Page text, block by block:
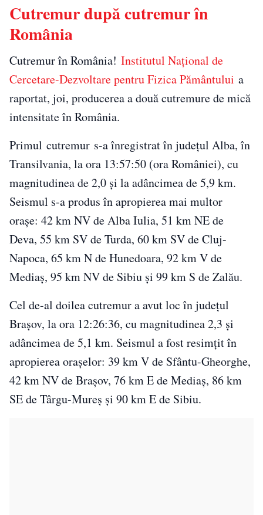
Cutremur după cutremur în
România
Cutremur în România! Institutul Național de
Cercetare-Dezvoltare pentru Fizica Pământului a
raportat, joi, producerea a două cutremure de mică
intensitate în România.
Primul cutremur s-a înregistrat în județul Alba, în
Transilvania, la ora 13:57:50 (ora României), cu
magnitudinea de 2,0 și la adâncimea de 5,9 km.
Seismul s-a produs în apropierea mai multor
orașe: 42 km NV de Alba Iulia, 51 km NE de
Deva, 55 km SV de Turda, 60 km SV de Cluj-
Napoca, 65 km N de Hunedoara, 92 km V de
Mediaș, 95 km NV de Sibiu și 99 km S de Zalău.
Cel de-al doilea cutremur a avut loc în județul
Brașov, la ora 12:26:36, cu magnitudinea 2,3 și
adâncimea de 5,1 km. Seismul a fost resimțit în
apropierea orașelor: 39 km V de Sfântu-Gheorghe,
42 km NV de Brașov, 76 km E de Mediaș, 86 km
SE de Târgu-Mureș și 90 km E de Sibiu.